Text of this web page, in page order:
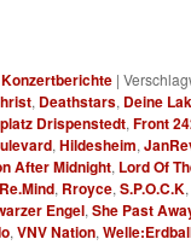
Konzertberichte |
, Deathstars, Deine
Drispenstedt,Front
,Hildesheim,
After Midnight, Lord Of
Re.Mind, Rroyce,S.P.O.C.K
Engel,She Past
,VNV Nation,